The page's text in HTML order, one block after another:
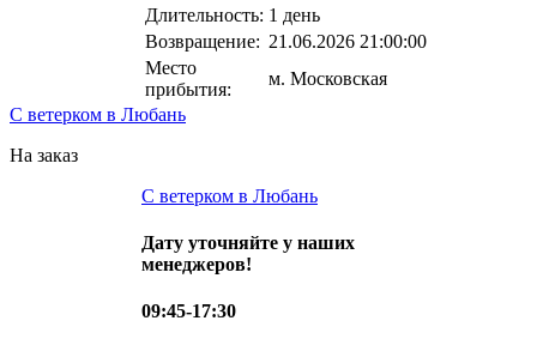
Длительность: 1 день
Возвращение: 21.06.2026 21:00:00
Место
прибытия:
м. Московская
С ветерком в Любань
На заказ
С ветерком в Любань
Дату уточняйте у наших
менеджеров!
09:45-17:30